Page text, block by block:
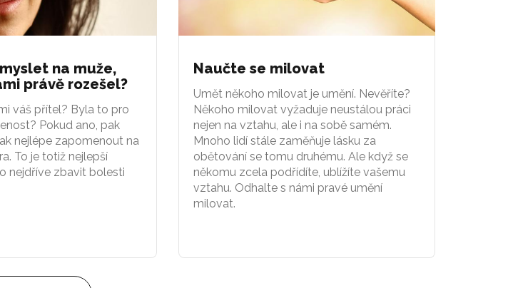
na muže,
právě rozešel?
váš přítel? Byla to pro
Pokud ano, pak
nejlépe zapomenout na
To je totiž nejlepší
nejdříve zbavit bolesti
Naučte se milovat
Umět někoho milovat je umění. Nevěříte?
Někoho milovat vyžaduje neustálou práci
nejen na vztahu, ale i na sobě samém.
Mnoho lidí stále zaměňuje lásku za
obětování se tomu druhému. Ale když se
někomu zcela podřídíte, ublížíte vašemu
vztahu. Odhalte s námi pravé umění
milovat.